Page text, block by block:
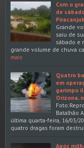
Com o
de
Grande
saiu de
sábado e
grande volume de chuva
mais
Quatro
em
garimpo
Orizona,
Batalhão
última quarta-feira, 16/03/
quatro dragas foram
Após